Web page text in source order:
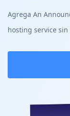
Agrega An
hosting service